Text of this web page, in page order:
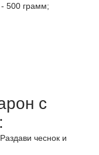
500 грамм;
с
чеснок и